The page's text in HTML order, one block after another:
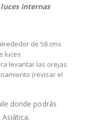
internas
de 58 cms
luces
levantar las orejas
(revisar el
donde podrás